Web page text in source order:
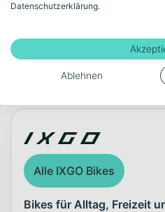
Über die Marke
Alle IXGO Bikes
Bikes für Alltag, Freizeit
Datenschutzerklärung.
Ablehnen